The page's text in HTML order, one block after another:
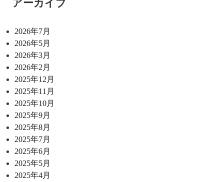
アーカイブ
2026年7月
2026年5月
2026年3月
2026年2月
2025年12月
2025年11月
2025年10月
2025年9月
2025年8月
2025年7月
2025年6月
2025年5月
2025年4月